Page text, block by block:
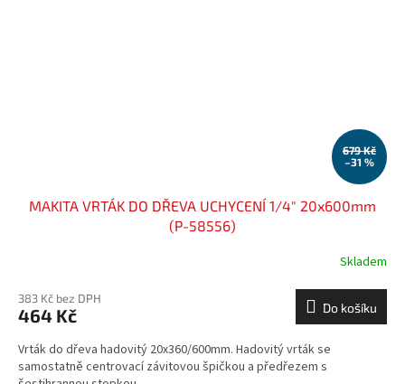
679 Kč
–31 %
MAKITA VRTÁK DO DŘEVA UCHYCENÍ 1/4" 20x600mm
(P-58556)
Skladem
383 Kč bez DPH
464 Kč Do košíku
Vrták do dřeva hadovitý 20x360/600mm. Hadovitý vrták se
samostatně centrovací závitovou špičkou a předřezem s